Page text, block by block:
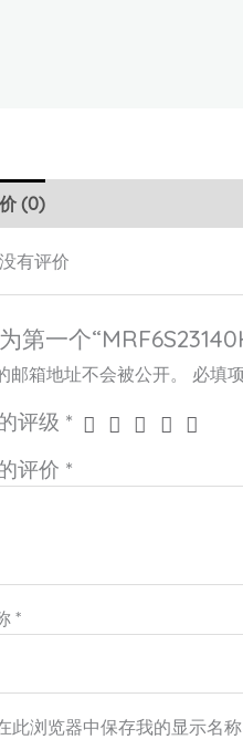
(0)
有评价
第一个
邮箱地址不会被公开。 必填
评级 *
评价 *
*
此浏览器中保存我的显示名